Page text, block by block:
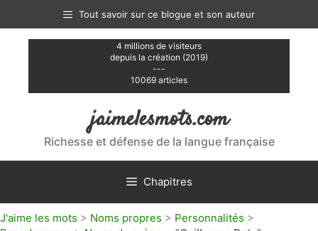
contenu
Tout savoir sur ce blogue et son auteur
4 millions de visiteurs
depuis la création (2019)
---
10069 articles
jaimelesmots.com
Richesse et défense de la langue française
Chapitres
J'aime les mots > Noms propres > Personnalités >